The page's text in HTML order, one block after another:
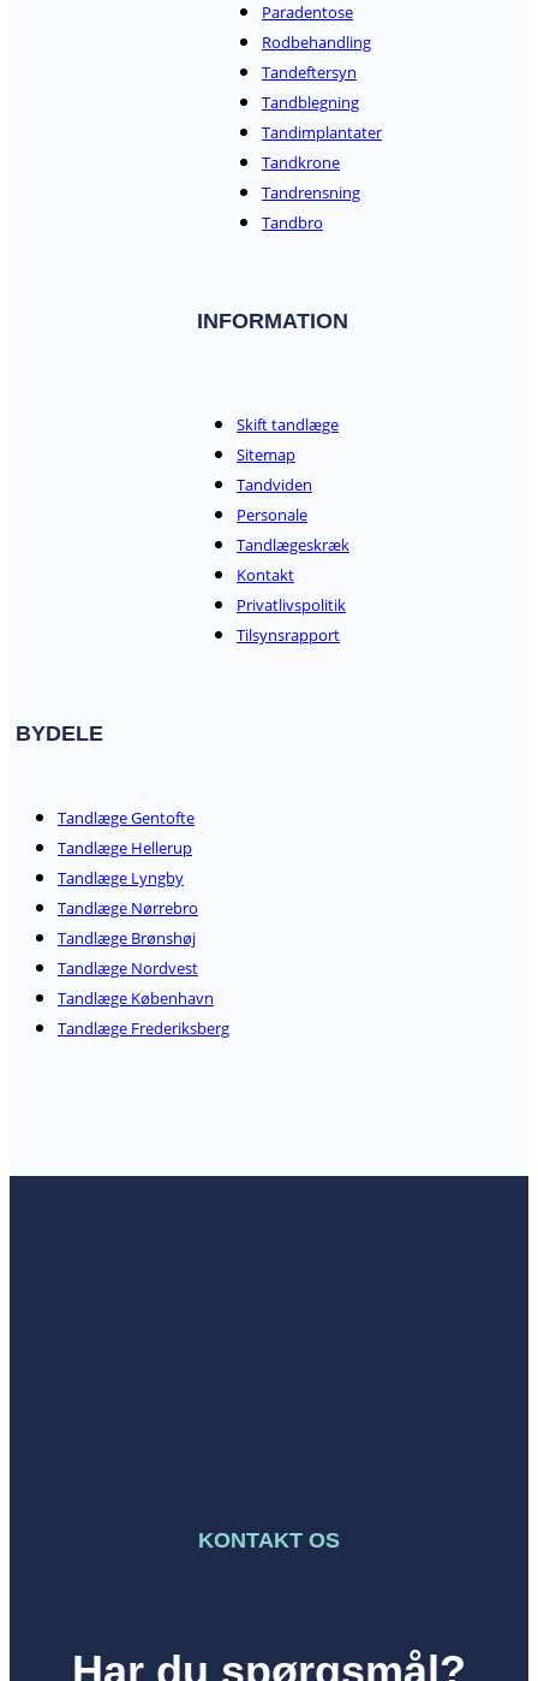
Paradentose
Rodbehandling
Tandeftersyn
Tandblegning
Tandimplantater
Tandkrone
Tandrensning
Tandbro
INFORMATION
Skift tandlæge
Sitemap
Tandviden
Personale
Tandlægeskræk
Kontakt
Privatlivspolitik
Tilsynsrapport
BYDELE
Tandlæge Gentofte
Tandlæge Hellerup
Tandlæge Lyngby
Tandlæge Nørrebro
Tandlæge Brønshøj
Tandlæge Nordvest
Tandlæge København
Tandlæge Frederiksberg
KONTAKT OS
Har du spørgsmål?